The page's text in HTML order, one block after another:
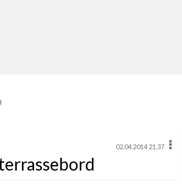
som mangler
02.04.2014 21.37